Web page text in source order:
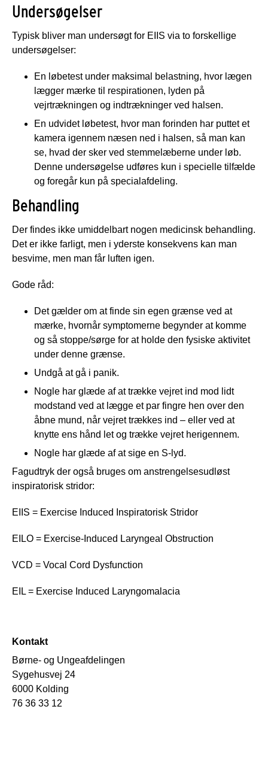
Undersøgelser
Typisk bliver man undersøgt for EIIS via to forskellige
undersøgelser:
En løbetest under maksimal belastning, hvor lægen
lægger mærke til respirationen, lyden på
vejrtrækningen og indtrækninger ved halsen.
En udvidet løbetest, hvor man forinden har puttet et
kamera igennem næsen ned i halsen, så man kan
se, hvad der sker ved stemmelæberne under løb.
Denne undersøgelse udføres kun i specielle tilfælde
og foregår kun på specialafdeling.
Behandling
Der findes ikke umiddelbart nogen medicinsk behandling.
Det er ikke farligt, men i yderste konsekvens kan man
besvime, men man får luften igen.
Gode råd:
Det gælder om at finde sin egen grænse ved at
mærke, hvornår symptomerne begynder at komme
og så stoppe/sørge for at holde den fysiske aktivitet
under denne grænse.
Undgå at gå i panik.
Nogle har glæde af at trække vejret ind mod lidt
modstand ved at lægge et par fingre hen over den
åbne mund, når vejret trækkes ind – eller ved at
knytte ens hånd let og trække vejret herigennem.
Nogle har glæde af at sige en S-lyd.
Fagudtryk der også bruges om anstrengelsesudløst
inspiratorisk stridor:
EIIS = Exercise Induced Inspiratorisk Stridor
EILO = Exercise-Induced Laryngeal Obstruction
VCD = Vocal Cord Dysfunction
EIL = Exercise Induced Laryngomalacia
Kontakt
Børne- og Ungeafdelingen
Sygehusvej 24
6000 Kolding
76 36 33 12